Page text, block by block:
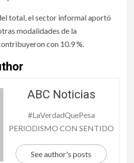
total, el sector informal aportó
modalidades de la
con 10.9 %.
ABC Noticias
#LaVerdadQuePesa
PERIODISMO CON SENTIDO
See author's posts